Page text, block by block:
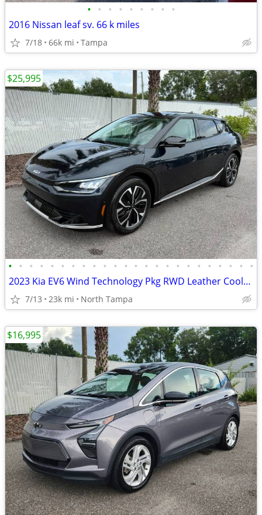
• • • • • • • • •
2016 Nissan leaf sv. 66 k miles
7/18 66k mi Tampa
• • • • • • • • • • • • • • • • • • • • • • • •
2023 Kia EV6 Wind Technology Pkg RWD Leather Cooled Seats CarPlay 22K!
7/13 23k mi North Tampa
$25,995
$16,995